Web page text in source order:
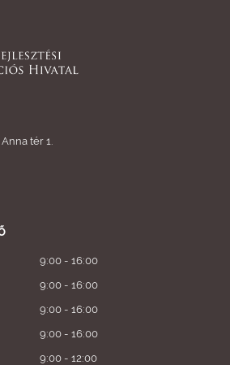
tér 1.
9:00 - 16:00
9:00 - 16:00
9:00 - 16:00
9:00 - 16:00
9:00 - 12:00